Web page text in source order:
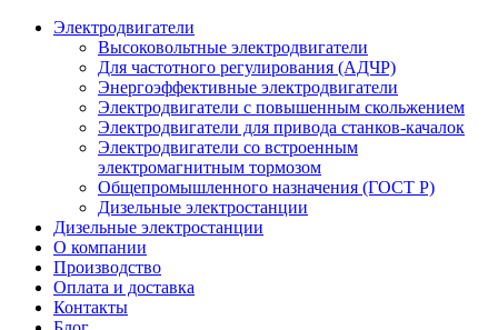
Электродвигатели
Высоковольтные электродвигатели
Для частотного регулирования (АДЧР)
Энергоэффективные электродвигатели
Электродвигатели с повышенным скольжением
Электродвигатели для привода станков-качалок
Электродвигатели со встроенным
электромагнитным тормозом
Общепромышленного назначения (ГОСТ Р)
Дизельные электростанции
Дизельные электростанции
О компании
Производство
Оплата и доставка
Контакты